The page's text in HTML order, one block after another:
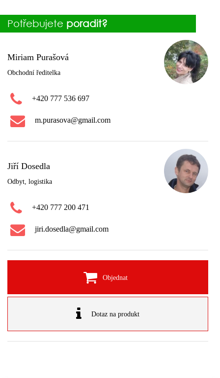
Potřebujete poradit?
Miriam Purašová
Obchodní ředitelka
+420 777 536 697
m.purasova@gmail.com
Jiří Dosedla
Odbyt, logistika
+420 777 200 471
jiri.dosedla@gmail.com
Objednat
Dotaz na produkt